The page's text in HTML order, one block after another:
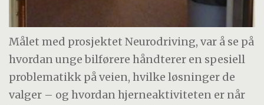
Målet med prosjektet Neurodriving, var å se på
hvordan unge bilførere håndterer en spesiell
problematikk på veien, hvilke løsninger de
valger – og hvordan hjerneaktiviteten er når